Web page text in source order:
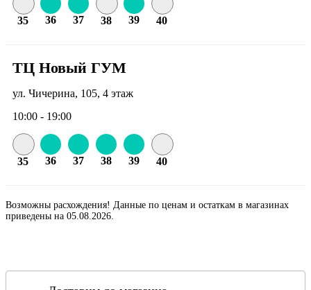
35 36 37 38 39 40
ТЦ Новый ГУМ
ул. Чичерина, 105, 4 этаж
10:00 - 19:00
35 36 37 38 39 40
Возможны расхождения! Данные по ценам и остаткам в магазинах
приведены на 05.08.2026.